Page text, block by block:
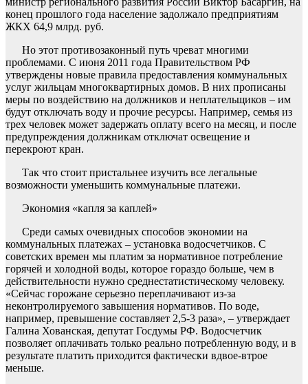
конец прошлого года население задолжало предприятиям
ЖКХ 64,9 млрд. руб.
Но этот противозаконный путь чреват многими
проблемами. С июня 2011 года Правительством РФ
утверждены новые правила предоставления коммунальных
услуг жильцам многоквартирных домов. В них прописаны
меры по воздействию на должников и неплательщиков – им
будут отключать воду и прочие ресурсы. Например, семья из
трех человек может задержать оплату всего на месяц, и после
предупреждения должникам отключат освещение и
перекроют кран.
Так что стоит пристальнее изучить все легальные
возможности уменьшить коммунальные платежи.
Экономия «капля за каплей»
Среди самых очевидных способов экономии на
коммунальных платежах – установка водосчетчиков. С
советских времен мы платим за нормативное потребление
горячей и холодной воды, которое гораздо больше, чем в
действительности нужно среднестатистическому человеку.
«Сейчас горожане серьезно переплачивают из-за
неконтролируемого завышения нормативов. По воде,
например, превышение составляет 2,5-3 раза», – утверждает
Галина Хованская, депутат Госдумы РФ. Водосчетчик
позволяет оплачивать только реально потребленную воду, и в
результате платить приходится фактически вдвое-втрое
меньше.